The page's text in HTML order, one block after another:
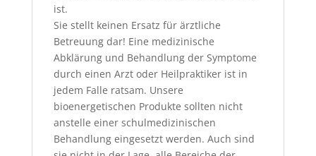
ist.
Sie stellt keinen Ersatz für ärztliche
Betreuung dar! Eine medizinische
Abklärung und Behandlung der Symptome
durch einen Arzt oder Heilpraktiker ist in
jedem Falle ratsam. Unsere
bioenergetischen Produkte sollten nicht
anstelle einer schulmedizinischen
Behandlung eingesetzt werden. Auch sind